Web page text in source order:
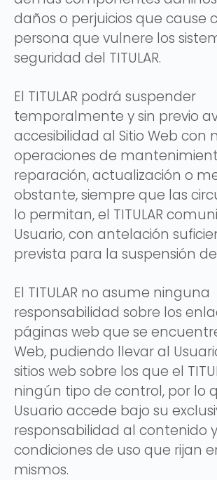
daños o perjuicios que cause
persona que vulnere los
seguridad del TITULAR.
El TITULAR podrá suspender
temporalmente y sin previo
accesibilidad al Sitio Web con
operaciones de
reparación, actualización o
obstante, siempre que las
lo permitan, el TITULAR
Usuario, con antelación
prevista para la suspensión de
El TITULAR no asume ninguna
responsabilidad sobre los
páginas web que se
Web, pudiendo llevar al
sitios web sobre los que el
ningún tipo de control, por lo
Usuario accede bajo su
responsabilidad al contenido
condiciones de uso que rijan
mismos.